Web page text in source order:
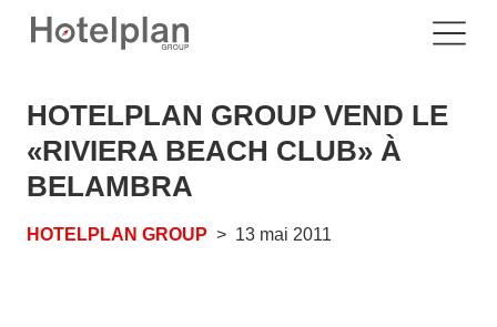
HOTELPLAN GROUP VEND LE
«RIVIERA BEACH CLUB» À
BELAMBRA
HOTELPLAN GROUP 13 mai 2011